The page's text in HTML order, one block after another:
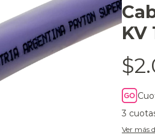
KV
3
Ver más